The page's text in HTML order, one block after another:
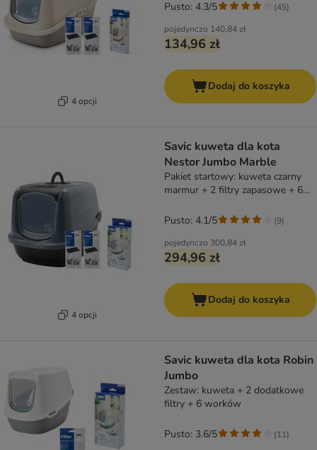
4 opcji
pojedynczo 140,84 zł
134,96 zł
Pusto: 4.3/5 (45)
Dodaj do koszyka
4 opcji
Savic kuweta dla kota
Nestor Jumbo Marble
Pakiet startowy: kuweta czarny
marmur + 2 filtry zapasowe + 6
pojedynczo 300,84 zł
294,96 zł
Pusto: 4.1/5 (9)
Dodaj do koszyka
Savic kuweta dla kota Robin
Jumbo
Zestaw: kuweta + 2 dodatkowe
filtry + 6 worków
Pusto: 3.6/5 (11)